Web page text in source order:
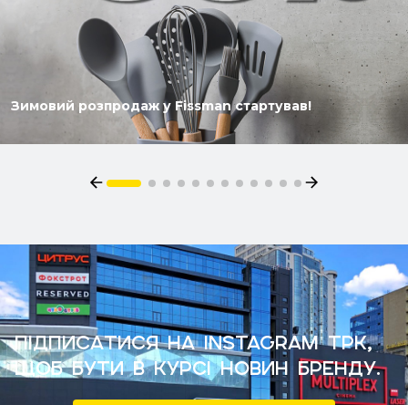
Зимовий розпродаж у Fissman стартував!
Підписатися на Instagram ТРК,
щоб бути в курсі новин бренду.